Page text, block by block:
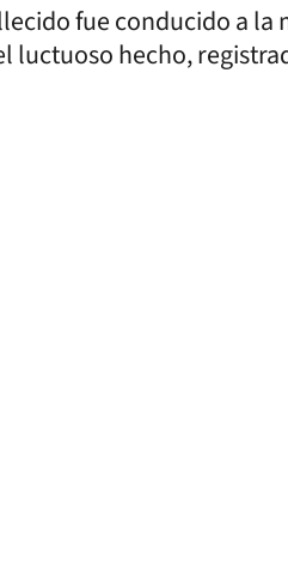
fue conducido a
luctuoso hecho,